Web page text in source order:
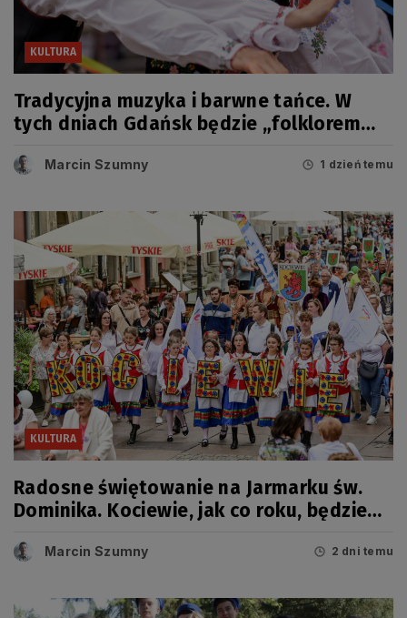
KULTURA
Tradycyjna muzyka i barwne tańce. W
tych dniach Gdańsk będzie „folklorem
Marcin Szumny 1 dzień temu
KULTURA
Radosne świętowanie na Jarmarku św.
Dominika. Kociewie, jak co roku, będzie
Marcin Szumny 2 dni temu